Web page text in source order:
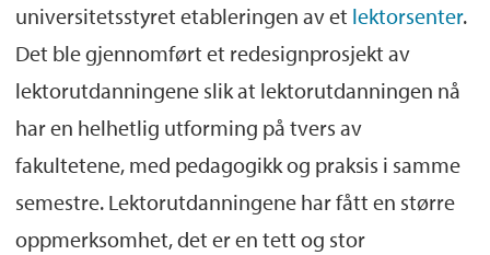
universitetsstyret etableringen av et lektorsenter.
Det ble gjennomført et redesignprosjekt av
lektorutdanningene slik at lektorutdanningen nå
har en helhetlig utforming på tvers av
fakultetene, med pedagogikk og praksis i samme
semestre. Lektorutdanningene har fått en større
oppmerksomhet, det er en tett og stor